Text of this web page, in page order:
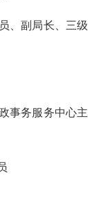
副局长、三级
务服务中心主